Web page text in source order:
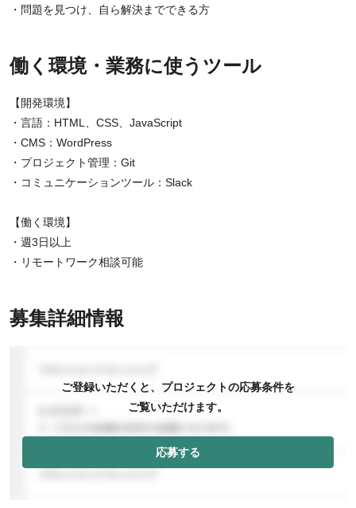
・問題を見つけ、自ら解決までできる方
働く環境・業務に使うツール
【開発環境】
・言語：HTML、CSS、JavaScript
・CMS：WordPress
・プロジェクト管理：Git
・コミュニケーションツール：Slack
【働く環境】
・週3日以上
・リモートワーク相談可能
募集詳細情報
ご登録いただくと、プロジェクトの応募条件を
ご覧いただけます。
応募する